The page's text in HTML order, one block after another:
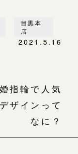
目黒本
店
2021.5.16
指輪で人気
ザインって
なに？